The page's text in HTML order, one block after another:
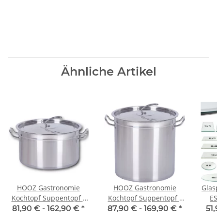
Ähnliche Artikel
HOOZ Gastronomie
Kochtopf Suppentopf -
30 bis 100 Liter
81,90 € - 162,90 € *
HOOZ Gastronomie
Kochtopf Suppentopf -
15 bis 270 Liter
87,90 € - 169,90 € *